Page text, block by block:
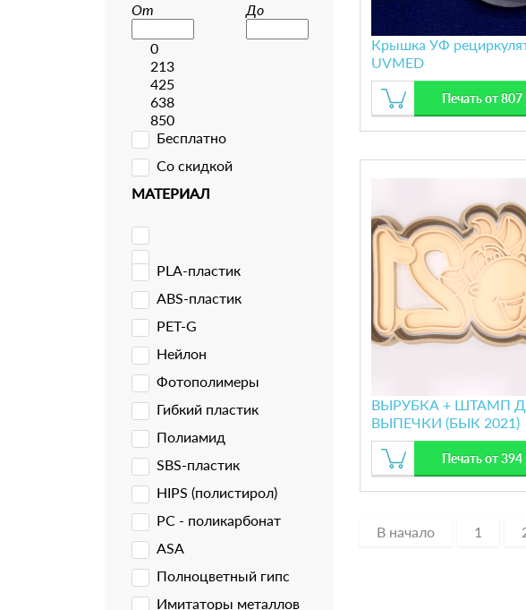
От
До
0
213
425
638
850
Бесплатно
Со скидкой
МАТЕРИАЛ
PLA-пластик
ABS-пластик
PET-G
Нейлон
Фотополимеры
Гибкий пластик
Полиамид
SBS-пластик
HIPS (полистирол)
PC - поликарбонат
ASA
Полноцветный гипс
Имитаторы металлов
Крышка УФ
UVMED
Печать от 807
ВЫРУБКА + ШТАМП
ВЫПЕЧКИ (БЫК 2021)
Печать от 394
В начало 1